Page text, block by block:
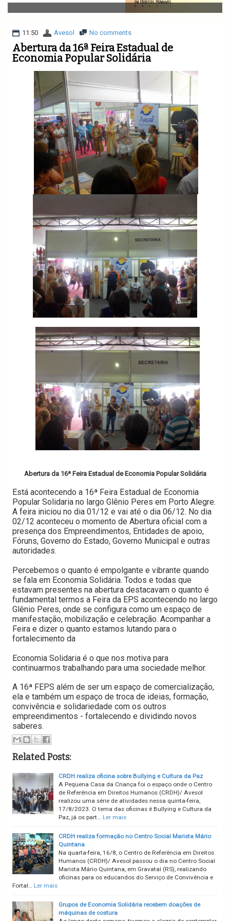
v
i
a
i
o
n
11:50 Avesol No comments
Abertura da 16ª Feira Estadual de
Economia Popular Solidária
Abertura da 16ª Feira Estadual de Economia Popular Solidária
Está acontecendo a 16ª Feira Estadual de Economia
Popular Solidaria no largo Glênio Peres em Porto Alegre.
A feira iniciou no dia 01/12 e vai até o dia 06/12. No dia
02/12 aconteceu o momento de Abertura oficial com a
presença dos Empreendimentos, Entidades de apoio,
Fóruns, Governo do Estado, Governo Municipal e outras
autoridades.
Percebemos o quanto é empolgante e vibrante quando
se fala em Economia Solidária. Todos e todas que
estavam presentes na abertura destacavam o quanto é
fundamental termos a Feira da EPS acontecendo no largo
Glênio Peres, onde se configura como um espaço de
manifestação, mobilização e celebração. Acompanhar a
Feira e dizer o quanto estamos lutando para o
fortalecimento da
Economia Solidaria é o que nos motiva para
continuarmos trabalhando para uma sociedade melhor.
A 16ª FEPS além de ser um espaço de comercialização,
ela e também um espaço de troca de ideias, formação,
convivência e solidariedade com os outros
empreendimentos - fortalecendo e dividindo novos
saberes.
Related Posts:
CRDH realiza oficina sobre Bullying e Cultura da Paz
A Pequena Casa da Criança foi o espaço onde o Centro
de Referência em Direitos Humanos (CRDH)/ Avesol
realizou uma série de atividades nessa quinta-feira,
17/8/2023. O tema das oficinas é Bullying e Cultura da
Paz, já os part… Ler mais
CRDH realiza formação no Centro Social Marista Mário
Quintana
Na quarta-feira, 16/8, o Centro de Referência em Direitos
Humanos (CRDH)/ Avesol passou o dia no Centro Social
Marista Mário Quintana, em Gravataí (RS), realizando
oficinas para os educandos do Serviço de Convivência e
Fortal… Ler mais
Grupos de Economia Solidária recebem doações de
máquinas de costura